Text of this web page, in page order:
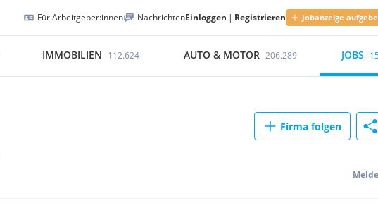
Für Arbeitgeber:innen NachrichtenEinloggen | Registrieren Jobanzeige
IMMOBILIEN 112.624 AUTO & MOTOR 206.289 JOBS
Firma folgen